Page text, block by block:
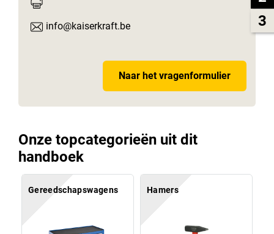
3
info@kaiserkraft.be
Naar het vragenformulier
Onze topcategorieën uit dit
handboek
Gereedschapswagens Hamers